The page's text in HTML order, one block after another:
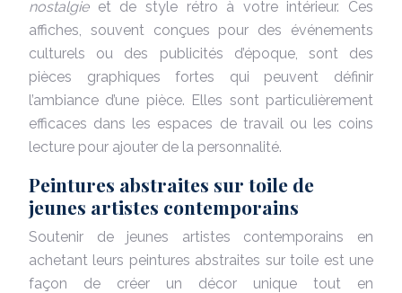
nostalgie et de style rétro à votre intérieur. Ces
affiches, souvent conçues pour des événements
culturels ou des publicités d’époque, sont des
pièces graphiques fortes qui peuvent définir
l’ambiance d’une pièce. Elles sont particulièrement
efficaces dans les espaces de travail ou les coins
lecture pour ajouter de la personnalité.
Peintures abstraites sur toile de
jeunes artistes contemporains
Soutenir de jeunes artistes contemporains en
achetant leurs peintures abstraites sur toile est une
façon de créer un décor unique tout en